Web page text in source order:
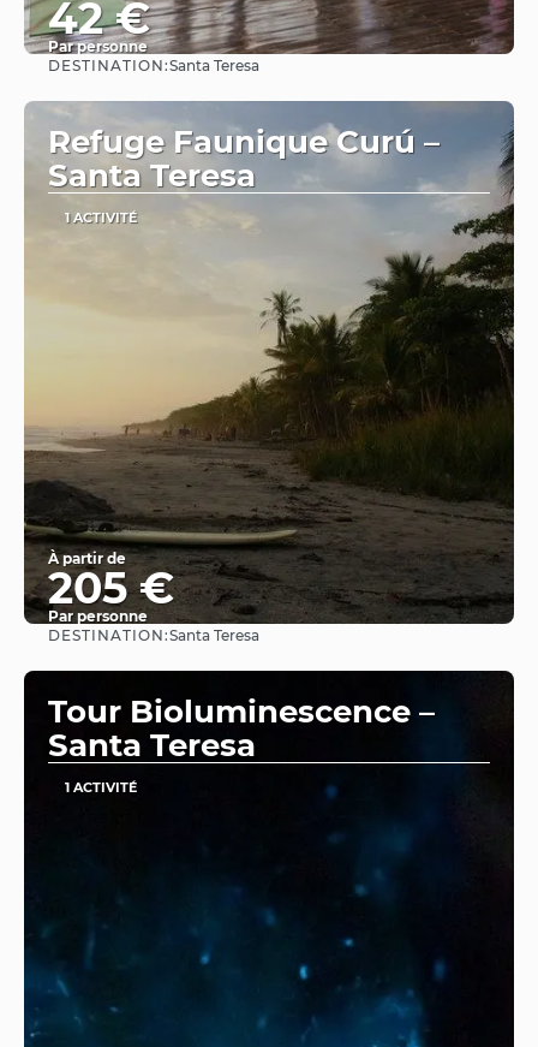
42 €
Par personne
Afficher
DESTINATION:Santa Teresa
Refuge Faunique Curú –
Santa Teresa
1 ACTIVITÉ
À partir de
205 €
Par personne
Afficher
DESTINATION:Santa Teresa
Tour Bioluminescence –
Santa Teresa
1 ACTIVITÉ